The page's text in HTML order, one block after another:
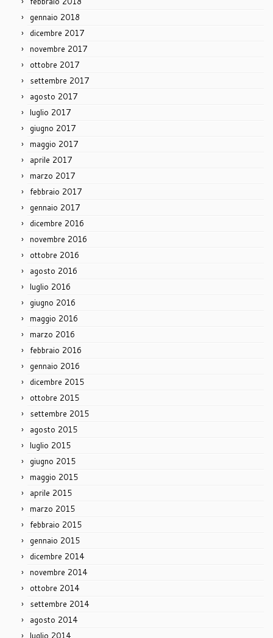
gennaio 2018
dicembre 2017
novembre 2017
ottobre 2017
settembre 2017
agosto 2017
luglio 2017
giugno 2017
maggio 2017
aprile 2017
marzo 2017
febbraio 2017
gennaio 2017
dicembre 2016
novembre 2016
ottobre 2016
agosto 2016
luglio 2016
giugno 2016
maggio 2016
marzo 2016
febbraio 2016
gennaio 2016
dicembre 2015
ottobre 2015
settembre 2015
agosto 2015
luglio 2015
giugno 2015
maggio 2015
aprile 2015
marzo 2015
febbraio 2015
gennaio 2015
dicembre 2014
novembre 2014
ottobre 2014
settembre 2014
agosto 2014
luglio 2014